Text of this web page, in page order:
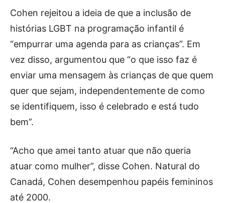
Cohen rejeitou a ideia de que a inclusão de
histórias LGBT na programação infantil é
“empurrar uma agenda para as crianças”. Em
vez disso, argumentou que “o que isso faz é
enviar uma mensagem às crianças de que quem
quer que sejam, independentemente de como
se identifiquem, isso é celebrado e está tudo
bem”.
“Acho que amei tanto atuar que não queria
atuar como mulher”, disse Cohen. Natural do
Canadá, Cohen desempenhou papéis femininos
até 2000.